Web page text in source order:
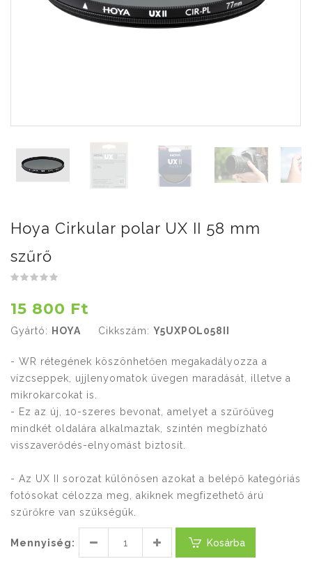
Hoya Cirkular polar UX II 58 mm
szűrő
15 800 Ft
Gyártó: HOYA Cikkszám: Y5UXPOL058II
- WR rétegének köszönhetően megakadályozza a
vízcseppek, ujjlenyomatok üvegen maradását, illetve a
mikrokarcokat is.
- Ez az új, 10-szeres bevonat, amelyet a szűrőüveg
mindkét oldalára alkalmaztak, szintén megbízható
visszaverődés-elnyomást biztosít.
- Az UX II sorozat különösen azokat a belépő kategóriás
fotósokat célozza meg, akiknek megfizethető árú
szűrőkre van szükségük.
Mennyiség: Kosárba